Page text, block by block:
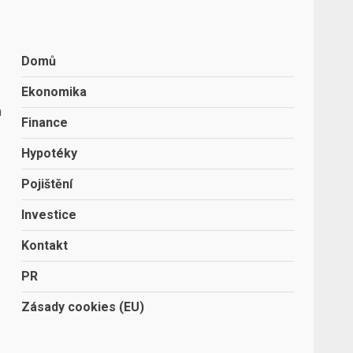
Domů
Ekonomika
Finance
Hypotéky
Pojištění
Investice
Kontakt
PR
Zásady cookies (EU)